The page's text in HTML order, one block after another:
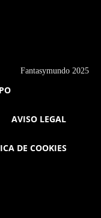
Fantasymundo 2025
AVISO LEGAL
DE COOKIES